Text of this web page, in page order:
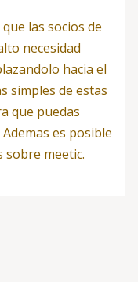
las socios de
necesidad
hacia el
simples de estas
que puedas
es posible
sobre meetic.